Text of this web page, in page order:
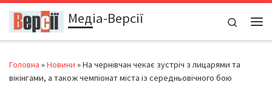
Перейти до вмістуМедіа-Версії
Search
Головна »Новини »На чернівчан чекає зустріч з лицарями та
вікінгами, а також чемпіонат міста із середньовічного бою